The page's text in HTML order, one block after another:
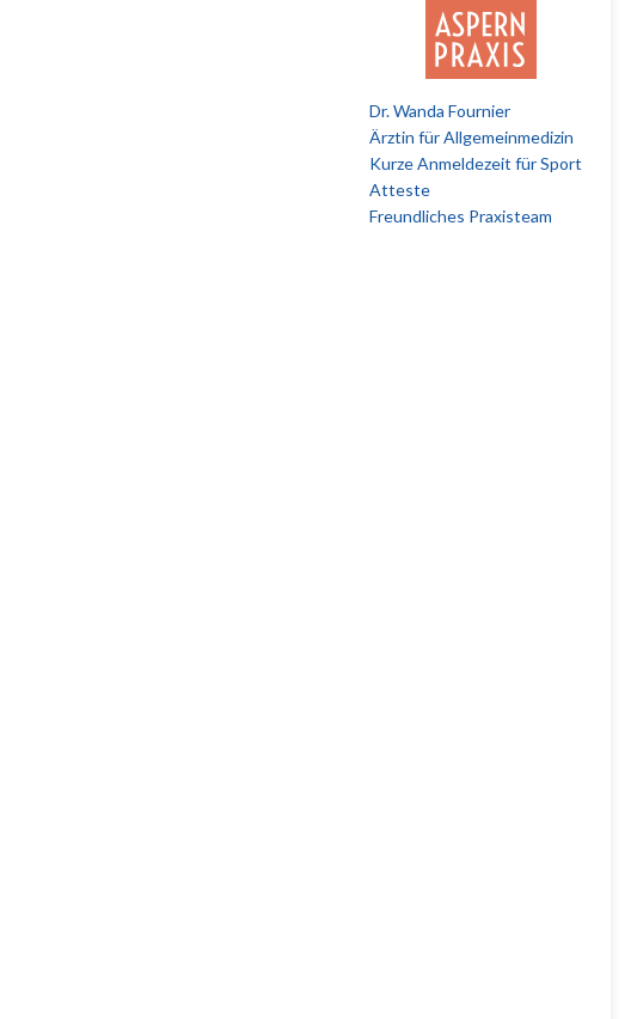
Dr. Wanda Fournier
Ärztin für Allgemeinmedizin
Kurze Anmeldezeit für Sport
Atteste
Freundliches Praxisteam